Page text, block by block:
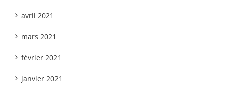
avril 2021
mars 2021
février 2021
janvier 2021